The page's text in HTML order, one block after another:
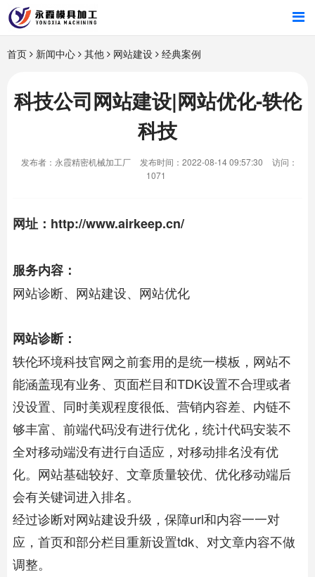
首页
产品中心
关于我们
首页 新闻中心 其他 网站建设 经典案例
科技公司网站建设|网站优化-轶伦
科技
发布者：永霞精密机械加工厂 发布时间：2022-08-14 09:57:30
访问：
1071
网址：http://www.airkeep.cn/
服务内容：
网站诊断、网站建设、网站优化
网站诊断：
轶伦环境科技官网之前套用的是统一模板，网站不
能涵盖现有业务、页面栏目和TDK设置不合理或者
没设置、同时美观程度很低、营销内容差、内链不
够丰富、前端代码没有进行优化，统计代码安装不
全对移动端没有进行自适应，对移动排名没有优
化。网站基础较好、文章质量较优、优化移动端后
会有关键词进入排名。
经过诊断对网站建设升级，保障url和内容一一对
应，首页和部分栏目重新设置tdk、对文章内容不做
调整。